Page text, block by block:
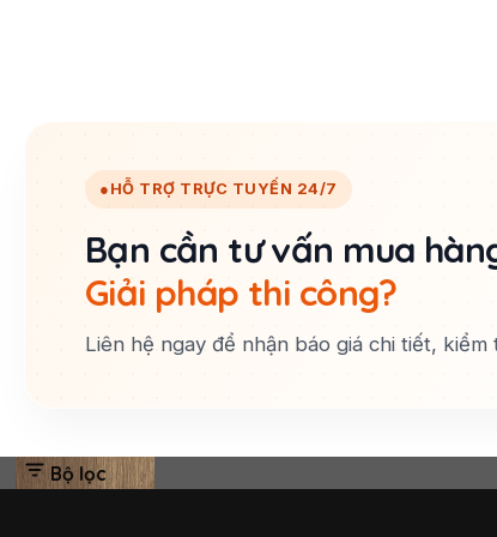
● HỖ TRỢ TRỰC TUYẾN 24/7
Bạn cần tư vấn mua
Giải pháp thi công?
Liên hệ ngay để nhận báo giá chi tiết,
Bộ lọc